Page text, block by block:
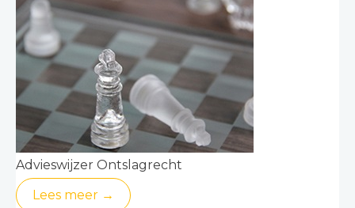
Advieswijzer Ontslagrecht
Lees meer →